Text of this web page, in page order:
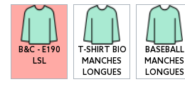
B&C - E190
LSL
T-SHIRT BIO
MANCHES
LONGUES
BASEBALL
MANCHES
LONGUES